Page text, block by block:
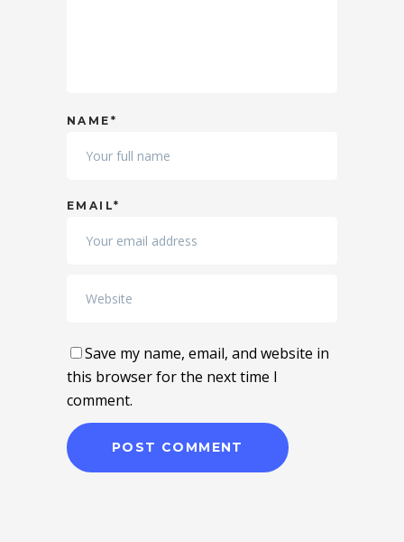
NAME*
EMAIL*
Save my name, email, and website in
this browser for the next time I
comment.